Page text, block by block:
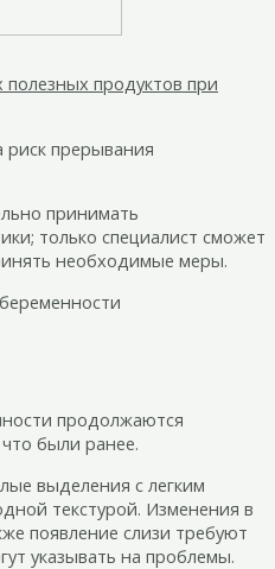
продуктов при
риск прерывания
принимать
только специалист сможет
необходимые меры.
продолжаются
были ранее.
выделения с легким
текстурой. Изменения в
появление слизи требуют
указывать на проблемы.